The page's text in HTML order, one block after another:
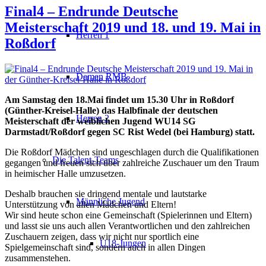
Herren 1
Damen RMB
Herren 2
Die Talent-Teams
Männliche Jugend
U18-Jungen
Final4 – Endrunde Deutsche
Meisterschaft 2019 und 18. und 19. Mai in
Roßdorf
Am Samstag den 18.Mai findet um 15.30 Uhr in Roßdorf
(Günther-Kreisel-Halle) das Halbfinale der deutschen
Meisterschaft der weiblichen Jugend WU14 SG
Darmstadt/Roßdorf gegen SC Rist Wedel (bei Hamburg) statt.
Die Roßdorf Mädchen sind ungeschlagen durch die Qualifikationen
gegangen und freuen sich über zahlreiche Zuschauer um den Traum
in heimischer Halle umzusetzen.
Deshalb brauchen sie dringend mentale und lautstarke
Unterstützung von allen Mädchen und Eltern!
Wir sind heute schon eine Gemeinschaft (Spielerinnen und Eltern)
und lasst sie uns auch allen Verantwortlichen und den zahlreichen
Zuschauern zeigen, dass wir nicht nur sportlich eine
Spielgemeinschaft sind, sondern auch in allen Dingen
zusammenstehen.